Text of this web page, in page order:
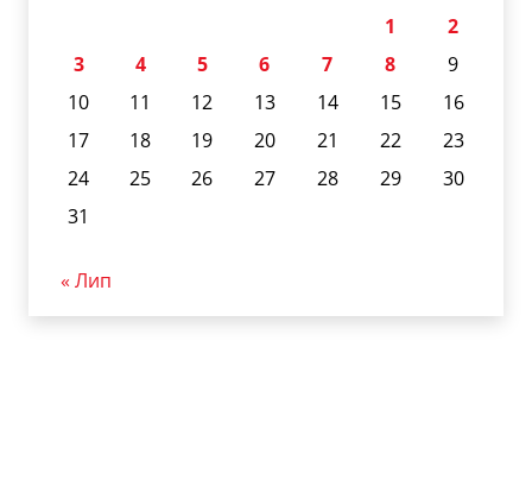
1
2
3
4 5 6 7 8
9
10
11 12 13 14 15
16
17
18 19 20 21 22
23
24
25 26 27 28 29
30
31
« Лип